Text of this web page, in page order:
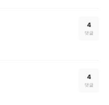
4
댓글
4
댓글